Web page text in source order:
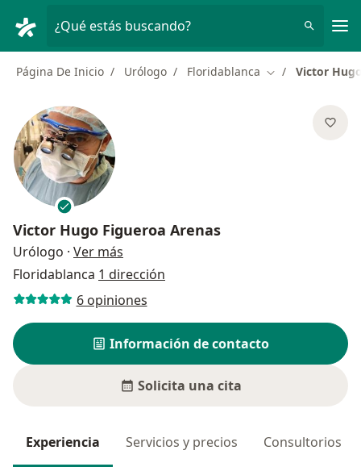
¿Qué estás buscando?
Página De Inicio Urólogo Floridablanca Cambiar de
Victor
Victor Hugo Figueroa Arenas
Urólogo · Ver más
Floridablanca 1 dirección
6 opiniones
Información de contacto
Solicita una cita
Experiencia Servicios y precios Consultorios